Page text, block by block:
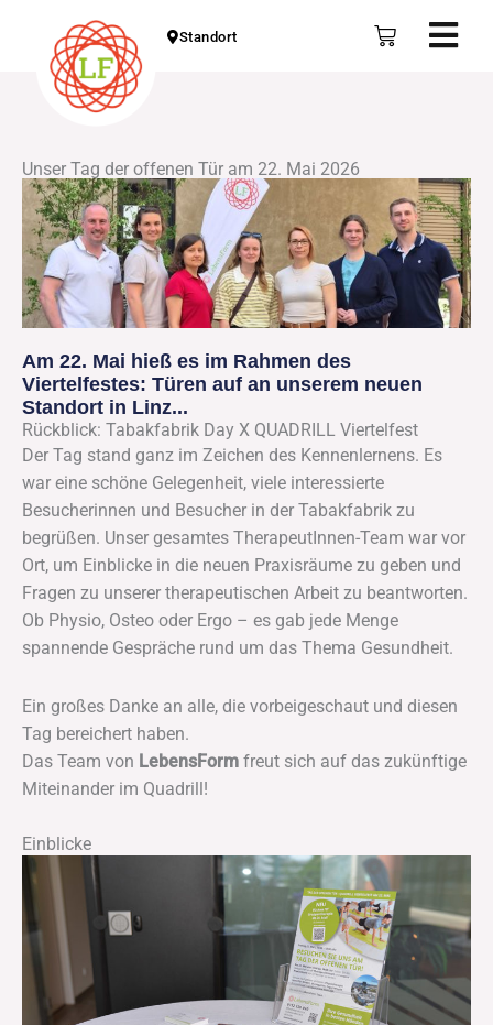
springen
Standort Warenkorb
Unser Tag der offenen Tür am 22. Mai 2026
Am 22. Mai hieß es im Rahmen des
Viertelfestes: Türen auf an unserem neuen
Standort in Linz...
Rückblick: Tabakfabrik Day X QUADRILL Viertelfest
Der Tag stand ganz im Zeichen des Kennenlernens. Es
war eine schöne Gelegenheit, viele interessierte
Besucherinnen und Besucher in der Tabakfabrik zu
begrüßen. Unser gesamtes TherapeutInnen-Team war vor
Ort, um Einblicke in die neuen Praxisräume zu geben und
Fragen zu unserer therapeutischen Arbeit zu beantworten.
Ob Physio, Osteo oder Ergo – es gab jede Menge
spannende Gespräche rund um das Thema Gesundheit.
Ein großes Danke an alle, die vorbeigeschaut und diesen
Tag bereichert haben.
Das Team von LebensForm freut sich auf das zukünftige
Miteinander im Quadrill!
Einblicke